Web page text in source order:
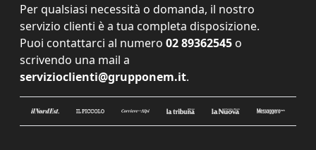
Per qualsiasi necessità o domanda, il nostro
servizio clienti è a tua completa disposizione.
Puoi contattarci al numero 02 89362545 o
scrivendo una mail a
servizioclienti@grupponem.it.